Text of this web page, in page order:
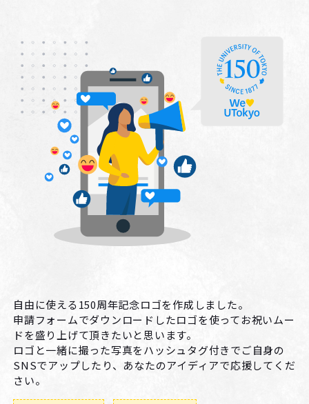
自由に使える150周年記念ロゴを作成しました。
申請フォームでダウンロードしたロゴを使ってお祝いムー
ドを盛り上げて頂きたいと思います。
ロゴと一緒に撮った写真をハッシュタグ付きでご自身の
SNSでアップしたり、あなたのアイディアで応援してくだ
さい。